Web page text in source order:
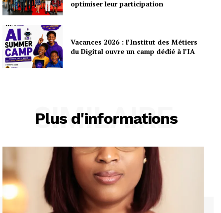
optimiser leur participation
Vacances 2026 : l’Institut des Métiers
du Digital ouvre un camp dédié à l’IA
Plus d'informations
SIMILAIRE